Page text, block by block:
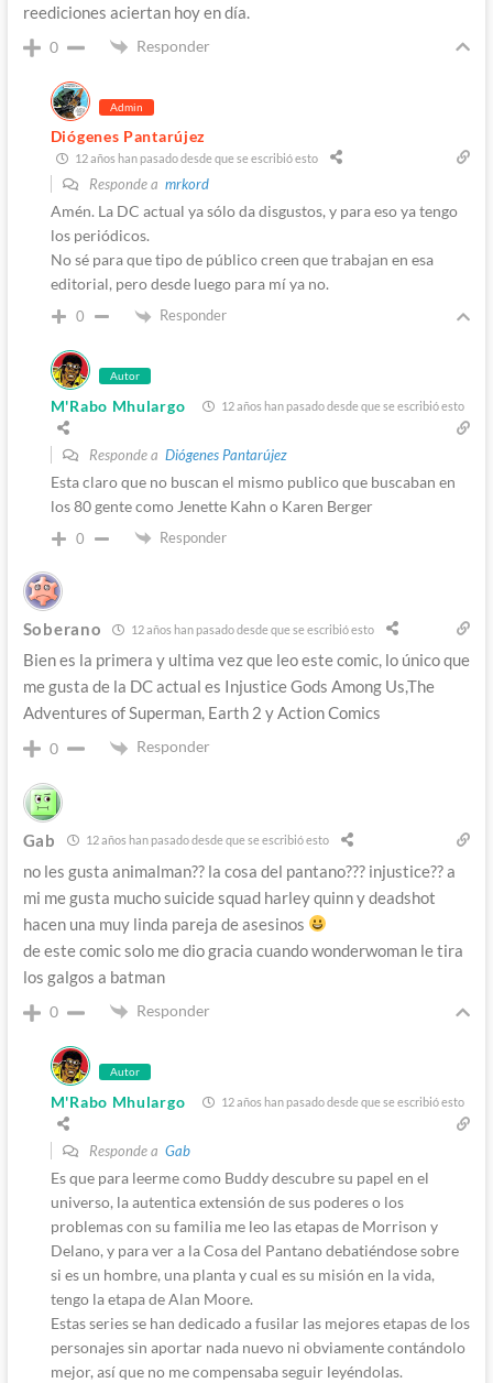
reediciones aciertan hoy en día.
0 Responder
Admin
Diógenes Pantarújez
12 años han pasado desde que se escribió esto
Responde a mrkord
Amén. La DC actual ya sólo da disgustos, y para eso ya tengo
los periódicos.
No sé para que tipo de público creen que trabajan en esa
editorial, pero desde luego para mí ya no.
0 Responder
Autor
M'Rabo Mhulargo 12 años han pasado desde que se escribió esto
Responde a Diógenes Pantarújez
Esta claro que no buscan el mismo publico que buscaban en
los 80 gente como Jenette Kahn o Karen Berger
0 Responder
Soberano 12 años han pasado desde que se escribió esto
Bien es la primera y ultima vez que leo este comic, lo único que
me gusta de la DC actual es Injustice Gods Among Us,The
Adventures of Superman, Earth 2 y Action Comics
0 Responder
Gab 12 años han pasado desde que se escribió esto
no les gusta animalman?? la cosa del pantano??? injustice?? a
mi me gusta mucho suicide squad harley quinn y deadshot
hacen una muy linda pareja de asesinos
de este comic solo me dio gracia cuando wonderwoman le tira
los galgos a batman
0 Responder
Autor
M'Rabo Mhulargo 12 años han pasado desde que se escribió esto
Responde a Gab
Es que para leerme como Buddy descubre su papel en el
universo, la autentica extensión de sus poderes o los
problemas con su familia me leo las etapas de Morrison y
Delano, y para ver a la Cosa del Pantano debatiéndose sobre
si es un hombre, una planta y cual es su misión en la vida,
tengo la etapa de Alan Moore.
Estas series se han dedicado a fusilar las mejores etapas de los
personajes sin aportar nada nuevo ni obviamente contándolo
mejor, así que no me compensaba seguir leyéndolas.